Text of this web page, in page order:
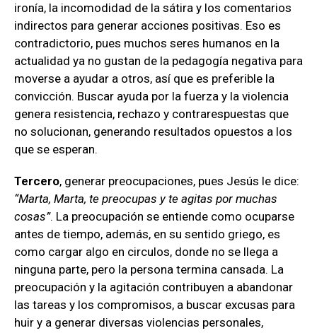
ironía, la incomodidad de la sátira y los comentarios
indirectos para generar acciones positivas. Eso es
contradictorio, pues muchos seres humanos en la
actualidad ya no gustan de la pedagogía negativa para
moverse a ayudar a otros, así que es preferible la
convicción. Buscar ayuda por la fuerza y la violencia
genera resistencia, rechazo y contrarespuestas que
no solucionan, generando resultados opuestos a los
que se esperan.
Tercero, generar preocupaciones, pues Jesús le dice:
“Marta, Marta, te preocupas y te agitas por muchas
cosas”. La preocupación se entiende como ocuparse
antes de tiempo, además, en su sentido griego, es
como cargar algo en circulos, donde no se llega a
ninguna parte, pero la persona termina cansada. La
preocupación y la agitación contribuyen a abandonar
las tareas y los compromisos, a buscar excusas para
huir y a generar diversas violencias personales,